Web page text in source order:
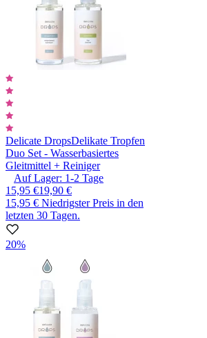
Delicate DropsDelikate Tropfen
Duo Set - Wasserbasiertes
Gleitmittel + Reiniger
Auf Lager: 1-2 Tage
15,95 €19,90 €
15,95 € Niedrigster Preis in den
letzten 30 Tagen.
20%